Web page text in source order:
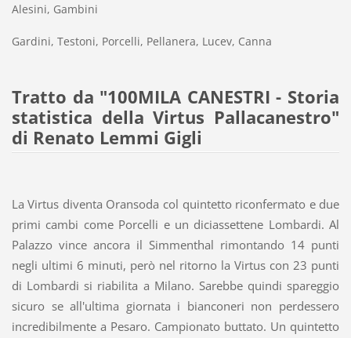
Alesini, Gambini
Gardini, Testoni, Porcelli, Pellanera, Lucev, Canna
Tratto da "100MILA CANESTRI - Storia
statistica della Virtus Pallacanestro"
di Renato Lemmi Gigli
La Virtus diventa Oransoda col quintetto riconfermato e due
primi cambi come Porcelli e un diciassettene Lombardi. Al
Palazzo vince ancora il Simmenthal rimontando 14 punti
negli ultimi 6 minuti, però nel ritorno la Virtus con 23 punti
di Lombardi si riabilita a Milano. Sarebbe quindi spareggio
sicuro se all'ultima giornata i bianconeri non perdessero
incredibilmente a Pesaro. Campionato buttato. Un quintetto